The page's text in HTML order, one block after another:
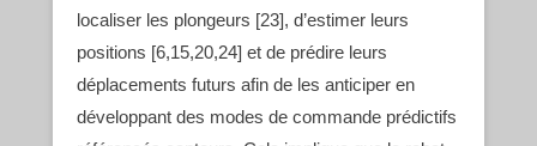
localiser les plongeurs [23], d’estimer leurs
positions [6,15,20,24] et de prédire leurs
déplacements futurs afin de les anticiper en
développant des modes de commande prédictifs